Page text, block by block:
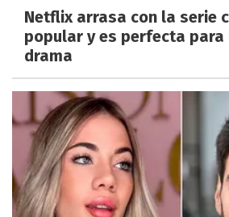
Netflix arrasa con la serie
popular y es perfecta para
drama